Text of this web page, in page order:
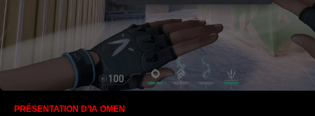
PRÉSENTATION D’IA OMEN